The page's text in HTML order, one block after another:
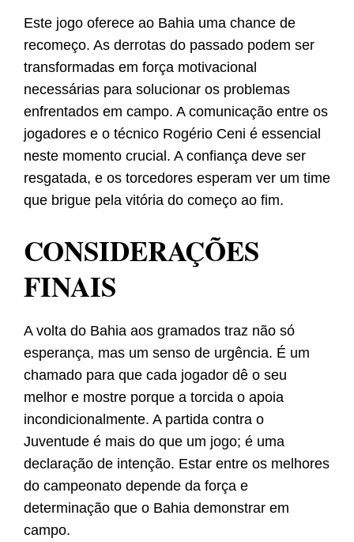
Este jogo oferece ao Bahia uma chance de
recomeço. As derrotas do passado podem ser
transformadas em força motivacional
necessárias para solucionar os problemas
enfrentados em campo. A comunicação entre os
jogadores e o técnico Rogério Ceni é essencial
neste momento crucial. A confiança deve ser
resgatada, e os torcedores esperam ver um time
que brigue pela vitória do começo ao fim.
CONSIDERAÇÕES
FINAIS
A volta do Bahia aos gramados traz não só
esperança, mas um senso de urgência. É um
chamado para que cada jogador dê o seu
melhor e mostre porque a torcida o apoia
incondicionalmente. A partida contra o
Juventude é mais do que um jogo; é uma
declaração de intenção. Estar entre os melhores
do campeonato depende da força e
determinação que o Bahia demonstrar em
campo.